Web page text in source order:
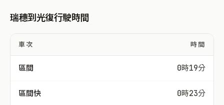
瑞穗到光復行駛時間
車次 時間
區間 0時19分
區間快 0時23分